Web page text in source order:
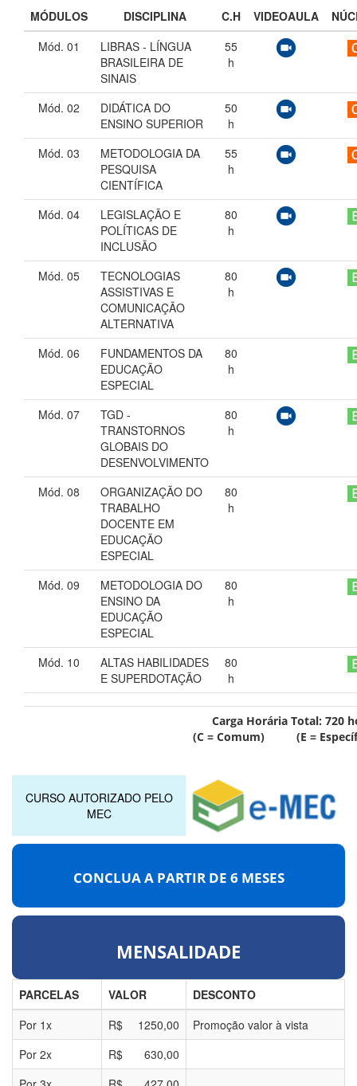
MÓDULOS DISCIPLINA C.H VIDEOAULA
Mód. 01
LIBRAS - LÍNGUA
BRASILEIRA DE
SINAIS
55
h
Mód. 02
DIDÁTICA DO
ENSINO SUPERIOR
50
h
Mód. 03
METODOLOGIA DA
PESQUISA
CIENTÍFICA
55
h
Mód. 04
LEGISLAÇÃO E
POLÍTICAS DE
INCLUSÃO
80
h
Mód. 05
TECNOLOGIAS
ASSISTIVAS E
COMUNICAÇÃO
ALTERNATIVA
80
h
Mód. 06
FUNDAMENTOS DA
EDUCAÇÃO
ESPECIAL
80
h
Mód. 07
TGD -
TRANSTORNOS
GLOBAIS DO
DESENVOLVIMENTO
80
h
Mód. 08
ORGANIZAÇÃO DO
TRABALHO
DOCENTE EM
EDUCAÇÃO
ESPECIAL
80
h
Mód. 09
METODOLOGIA DO
ENSINO DA
EDUCAÇÃO
ESPECIAL
80
h
Mód. 10
ALTAS HABILIDADES
E SUPERDOTAÇÃO
80
h
Carga Horária Total: 720
(C = Comum) (E =
CURSO AUTORIZADO PELO
MEC
CONCLUA A PARTIR DE 6 MESES
MENSALIDADE
PARCELAS VALOR
DESCONTO
Por 1x R$ 1250,00
Promoção valor à vista
Por 2x R$
630,00